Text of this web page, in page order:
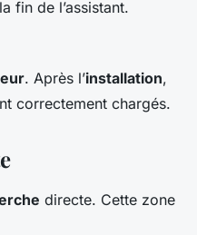
fin de l’assistant.
. Après l’installation,
correctement chargés.
directe. Cette zone